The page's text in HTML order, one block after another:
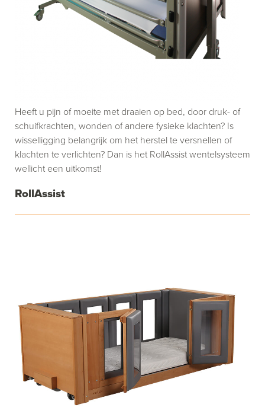
RollAssist
Heeft u pijn of moeite met draaien op bed, door druk- of
schuifkrachten, wonden of andere fysieke klachten? Is
wisselligging belangrijk om het herstel te versnellen of
klachten te verlichten? Dan is het RollAssist wentelsysteem
wellicht een uitkomst!